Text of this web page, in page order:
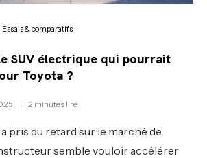
Essais & comparatifs
SUV électrique qui pourrait
Toyota ?
2 minutes lire
pris du retard sur le marché de
semble vouloir accélérer